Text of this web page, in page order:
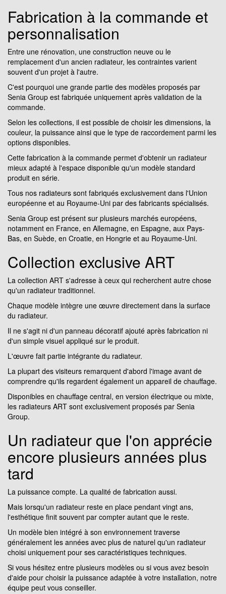
Fabrication à la commande et
personnalisation
Entre une rénovation, une construction neuve ou le
remplacement d'un ancien radiateur, les contraintes varient
souvent d'un projet à l'autre.
C'est pourquoi une grande partie des modèles proposés par
Senia Group est fabriquée uniquement après validation de la
commande.
Selon les collections, il est possible de choisir les dimensions, la
couleur, la puissance ainsi que le type de raccordement parmi les
options disponibles.
Cette fabrication à la commande permet d'obtenir un radiateur
mieux adapté à l'espace disponible qu'un modèle standard
produit en série.
Tous nos radiateurs sont fabriqués exclusivement dans l'Union
européenne et au Royaume-Uni par des fabricants spécialisés.
Senia Group est présent sur plusieurs marchés européens,
notamment en France, en Allemagne, en Espagne, aux Pays-
Bas, en Suède, en Croatie, en Hongrie et au Royaume-Uni.
Collection exclusive ART
La collection ART s'adresse à ceux qui recherchent autre chose
qu'un radiateur traditionnel.
Chaque modèle intègre une œuvre directement dans la surface
du radiateur.
Il ne s'agit ni d'un panneau décoratif ajouté après fabrication ni
d'un simple visuel appliqué sur le produit.
L'œuvre fait partie intégrante du radiateur.
La plupart des visiteurs remarquent d'abord l'image avant de
comprendre qu'ils regardent également un appareil de chauffage.
Disponibles en chauffage central, en version électrique ou mixte,
les radiateurs ART sont exclusivement proposés par Senia
Group.
Un radiateur que l'on apprécie
encore plusieurs années plus
tard
La puissance compte. La qualité de fabrication aussi.
Mais lorsqu'un radiateur reste en place pendant vingt ans,
l'esthétique finit souvent par compter autant que le reste.
Un modèle bien intégré à son environnement traverse
généralement les années avec plus de naturel qu'un radiateur
choisi uniquement pour ses caractéristiques techniques.
Si vous hésitez entre plusieurs modèles ou si vous avez besoin
d'aide pour choisir la puissance adaptée à votre installation, notre
équipe peut vous conseiller.